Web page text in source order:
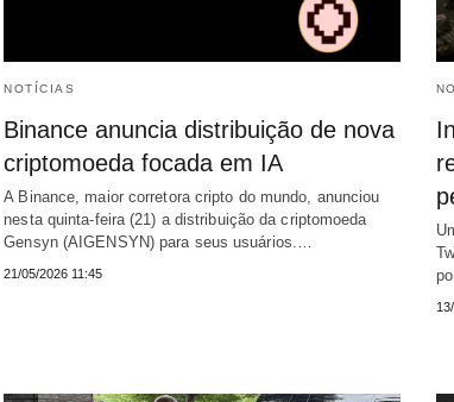
NOTÍCIAS
Binance anuncia distribuição de nova
criptomoeda focada em IA
A Binance, maior corretora cripto do mundo, anunciou
nesta quinta-feira (21) a distribuição da criptomoeda
Gensyn (AIGENSYN) para seus usuários.…
21/05/2026 11:45